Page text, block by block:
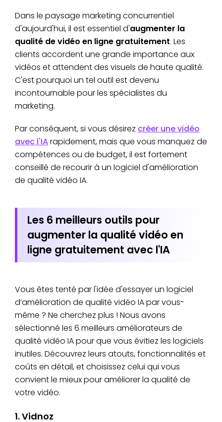
Dans le paysage marketing concurrentiel
d'aujourd'hui, il est essentiel d'augmenter la
qualité de vidéo en ligne gratuitement. Les
clients accordent une grande importance aux
vidéos et attendent des visuels de haute qualité.
C'est pourquoi un tel outil est devenu
incontournable pour les spécialistes du
marketing.
Par conséquent, si vous désirez créer une vidéo
avec l'IArapidement, mais que vous manquez de
compétences ou de budget, il est fortement
conseillé de recourir à un logiciel d'amélioration
de qualité vidéo IA.
Les 6 meilleurs outils pour
augmenter la qualité vidéo en
ligne gratuitement avec l'IA
Vous êtes tenté par l'idée d'essayer un logiciel
d’amélioration de qualité vidéo IA par vous-
même ? Ne cherchez plus ! Nous avons
sélectionné les 6 meilleurs améliorateurs de
qualité vidéo IA pour que vous évitiez les logiciels
inutiles. Découvrez leurs atouts, fonctionnalités et
coûts en détail, et choisissez celui qui vous
convient le mieux pour améliorer la qualité de
votre vidéo.
1. Vidnoz